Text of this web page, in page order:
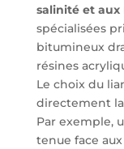
salinité et aux
spécialisées
bitumineux
résines
Le choix du
directement
Par exemple,
tenue face